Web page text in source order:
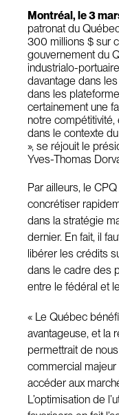
Montréal, le 3
patronat du
300 millions $ sur
gouvernement du
industrialo-
davantage dans
dans les
certainement une
notre
dans le contexte
», se réjouit le
Yves-Thomas
Par ailleurs, le
concrétiser
dans la stratégie
dernier. En fait, il
libérer les crédits
dans le cadre des
entre le fédéral et
« Le Québec
avantageuse, et la
permettrait de
commercial
accéder aux
L’optimisation de